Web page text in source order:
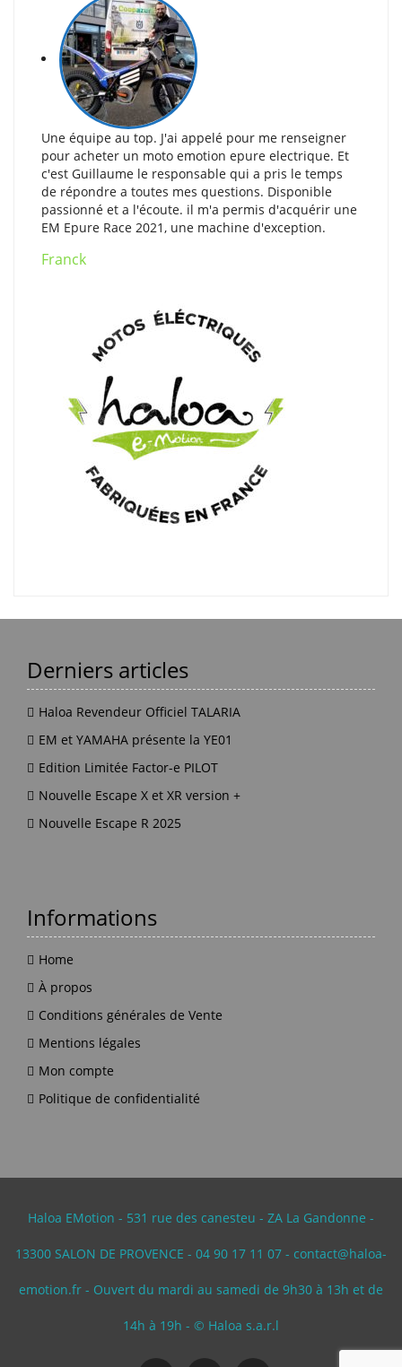
Une équipe au top. J'ai appelé pour me renseigner
pour acheter un moto emotion epure electrique. Et
c'est Guillaume le responsable qui a pris le temps
de répondre a toutes mes questions. Disponible
passionné et a l'écoute. il m'a permis d'acquérir une
EM Epure Race 2021, une machine d'exception.
Franck
Derniers articles
Haloa Revendeur Officiel TALARIA
EM et YAMAHA présente la YE01
Edition Limitée Factor-e PILOT
Nouvelle Escape X et XR version +
Nouvelle Escape R 2025
Informations
Home
À propos
Conditions générales de Vente
Mentions légales
Mon compte
Politique de confidentialité
Haloa EMotion - 531 rue des canesteu - ZA La Gandonne -
13300 SALON DE PROVENCE - 04 90 17 11 07 - contact@haloa-
emotion.fr - Ouvert du mardi au samedi de 9h30 à 13h et de
14h à 19h - © Haloa s.a.r.l